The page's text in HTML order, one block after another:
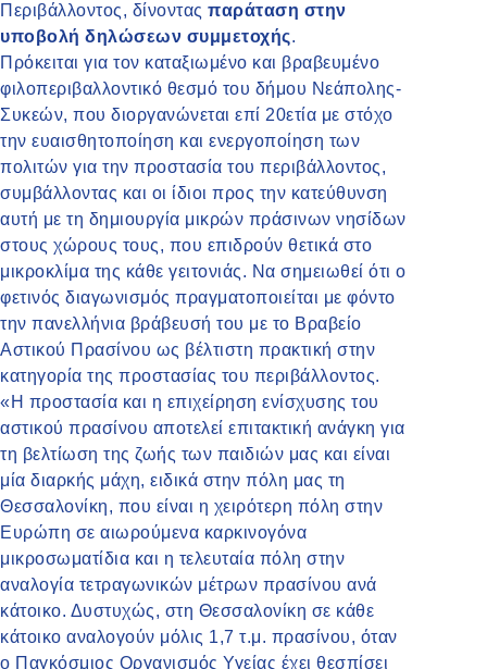
Περιβάλλοντος, δίνοντας παράταση στην
υποβολή δηλώσεων συμμετοχής.
Πρόκειται για τον καταξιωμένο και βραβευμένο
φιλοπεριβαλλοντικό θεσμό του δήμου Νεάπολης-
Συκεών, που διοργανώνεται επί 20ετία με στόχο
την ευαισθητοποίηση και ενεργοποίηση των
πολιτών για την προστασία του περιβάλλοντος,
συμβάλλοντας και οι ίδιοι προς την κατεύθυνση
αυτή με τη δημιουργία μικρών πράσινων νησίδων
στους χώρους τους, που επιδρούν θετικά στο
μικροκλίμα της κάθε γειτονιάς. Να σημειωθεί ότι ο
φετινός διαγωνισμός πραγματοποιείται με φόντο
την πανελλήνια βράβευσή του με το Βραβείο
Αστικού Πρασίνου ως βέλτιστη πρακτική στην
κατηγορία της προστασίας του περιβάλλοντος.
«Η προστασία και η επιχείρηση ενίσχυσης του
αστικού πρασίνου αποτελεί επιτακτική ανάγκη για
τη βελτίωση της ζωής των παιδιών μας και είναι
μία διαρκής μάχη, ειδικά στην πόλη μας τη
Θεσσαλονίκη, που είναι η χειρότερη πόλη στην
Ευρώπη σε αιωρούμενα καρκινογόνα
μικροσωματίδια και η τελευταία πόλη στην
αναλογία τετραγωνικών μέτρων πρασίνου ανά
κάτοικο. Δυστυχώς, στη Θεσσαλονίκη σε κάθε
κάτοικο αναλογούν μόλις 1,7 τ.μ. πρασίνου, όταν
ο Παγκόσμιος Οργανισμός Υγείας έχει θεσπίσει